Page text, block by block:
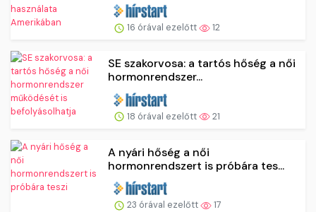
16 órával ezelőtt 12
SE szakorvosa: a tartós hőség a női
hormonrendszer...
18 órával ezelőtt 21
A nyári hőség a női
hormonrendszert is próbára tes...
23 órával ezelőtt 17